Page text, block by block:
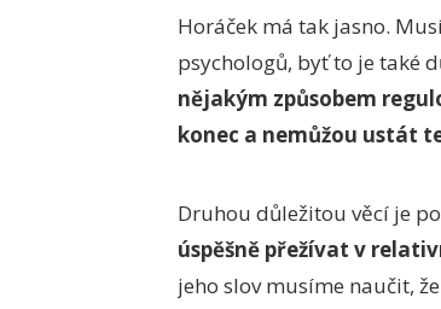
Horáček má tak jasno.
psychologů, byť to je také
nějakým způsobem
konec a nemůžou ustát
Druhou důležitou věcí je
úspěšně přežívat v
jeho slov musíme naučit,